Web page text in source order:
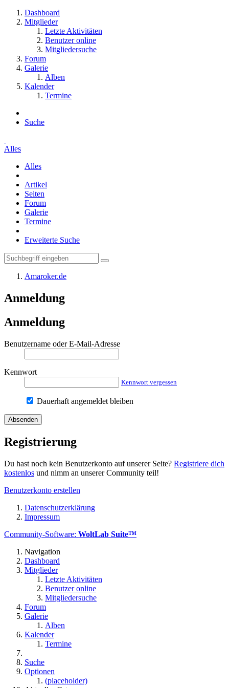
Dashboard
Mitglieder
Letzte Aktivitäten
Benutzer online
Mitgliedersuche
Forum
Galerie
Alben
Kalender
Termine
Suche
Alles
Alles
Artikel
Seiten
Forum
Galerie
Termine
Erweiterte Suche
Amaroker.de
Anmeldung
Anmeldung
Benutzername oder E-Mail-Adresse
Kennwort
Kennwort vergessen
Dauerhaft angemeldet bleiben
Registrierung
Du hast noch kein Benutzerkonto auf unserer Seite? Registriere dich
kostenlos und nimm an unserer Community teil!
Benutzerkonto erstellen
Datenschutzerklärung
Impressum
Community-Software: WoltLab Suite™
Navigation
Dashboard
Mitglieder
Letzte Aktivitäten
Benutzer online
Mitgliedersuche
Forum
Galerie
Alben
Kalender
Termine
Suche
Optionen
(placeholder)